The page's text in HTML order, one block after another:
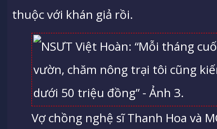
thuộc với khán giả rồi.
Vợ chồng nghệ sĩ Thanh Hoa và